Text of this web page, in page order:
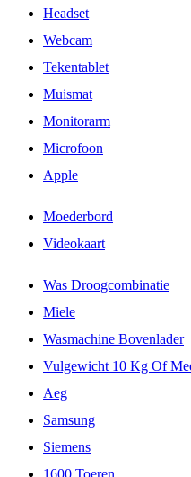
Headset
Webcam
Tekentablet
Muismat
Monitorarm
Microfoon
Apple
Moederbord
Videokaart
Was Droogcombinatie
Miele
Wasmachine Bovenlader
Vulgewicht 10 Kg Of
Aeg
Samsung
Siemens
1600 Toeren